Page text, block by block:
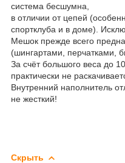
система бесшумна,
в отличии от цепей
спортклуба и в доме).
Мешок прежде всего
(шингартами, перчатками,
За счёт большого веса до
практически не
Внутренний наполнитель
не жесткий!
Скрыть